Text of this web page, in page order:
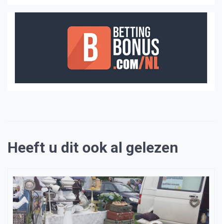
Heeft u dit ook al gelezen